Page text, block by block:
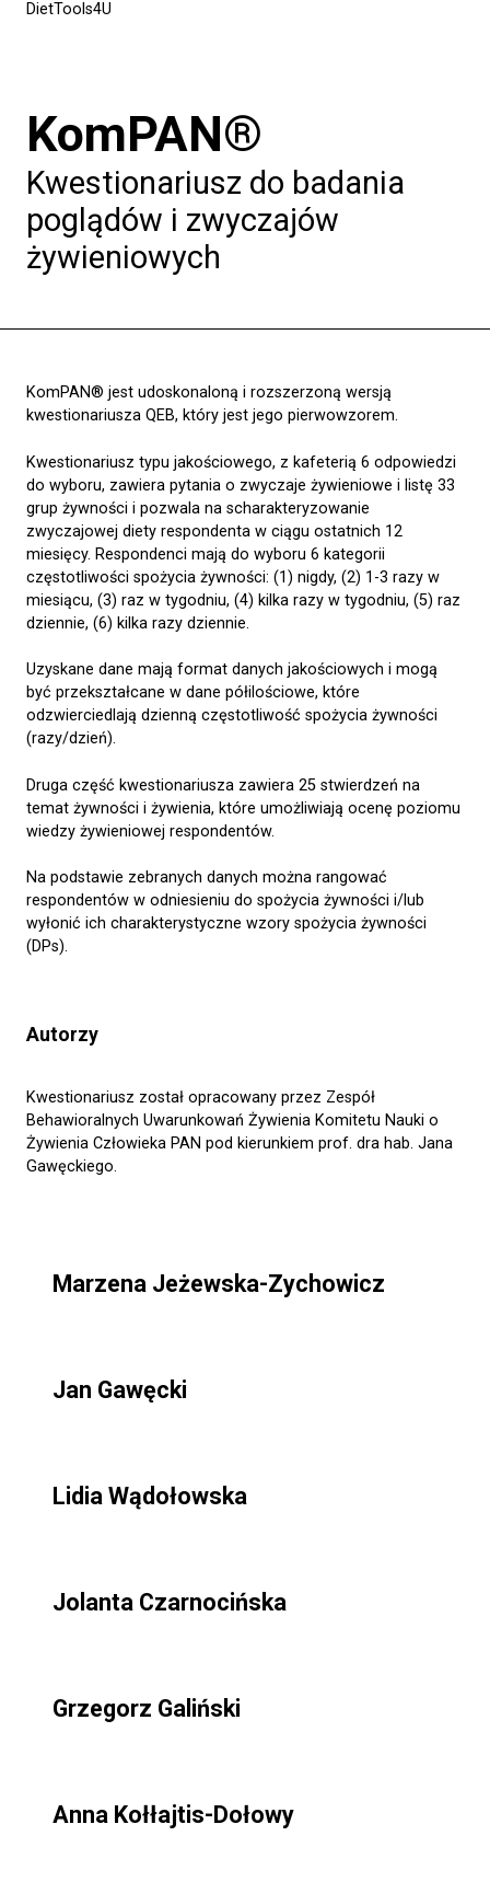
DietTools4U
KomPAN®
Kwestionariusz do badania
poglądów i zwyczajów
żywieniowych
KomPAN® jest udoskonaloną i rozszerzoną wersją
kwestionariusza QEB, który jest jego pierwowzorem.
Kwestionariusz typu jakościowego, z kafeterią 6 odpowiedzi
do wyboru, zawiera pytania o zwyczaje żywieniowe i listę 33
grup żywności i pozwala na scharakteryzowanie
zwyczajowej diety respondenta w ciągu ostatnich 12
miesięcy. Respondenci mają do wyboru 6 kategorii
częstotliwości spożycia żywności: (1) nigdy, (2) 1-3 razy w
miesiącu, (3) raz w tygodniu, (4) kilka razy w tygodniu, (5) raz
dziennie, (6) kilka razy dziennie.
Uzyskane dane mają format danych jakościowych i mogą
być przekształcane w dane półilościowe, które
odzwierciedlają dzienną częstotliwość spożycia żywności
(razy/dzień).
Druga część kwestionariusza zawiera 25 stwierdzeń na
temat żywności i żywienia, które umożliwiają ocenę poziomu
wiedzy żywieniowej respondentów.
Na podstawie zebranych danych można rangować
respondentów w odniesieniu do spożycia żywności i/lub
wyłonić ich charakterystyczne wzory spożycia żywności
(DPs).
Autorzy
Kwestionariusz został opracowany przez Zespół
Behawioralnych Uwarunkowań Żywienia Komitetu Nauki o
Żywienia Człowieka PAN pod kierunkiem prof. dra hab. Jana
Gawęckiego.
Marzena Jeżewska-Zychowicz
Jan Gawęcki
Lidia Wądołowska
Jolanta Czarnocińska
Grzegorz Galiński
Anna Kołłajtis-Dołowy